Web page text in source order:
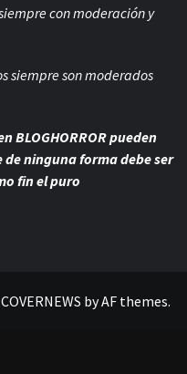
conmoderación y
siempre son moderados
BLOGHORROR pueden
de ninguna forma debe ser
fin el puro
COVERNEWS by AF themes.